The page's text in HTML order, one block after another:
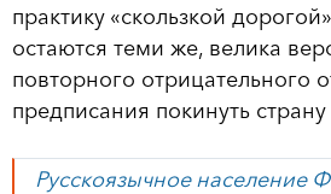
практику «скользкой
остаются теми же, велика
повторного отрицательного
предписания покинуть
Русскоязычное население